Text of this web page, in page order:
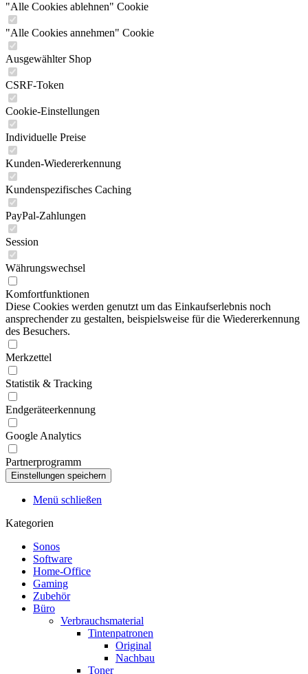
"Alle Cookies ablehnen" Cookie
"Alle Cookies annehmen" Cookie
Ausgewählter Shop
CSRF-Token
Cookie-Einstellungen
Individuelle Preise
Kunden-Wiedererkennung
Kundenspezifisches Caching
PayPal-Zahlungen
Session
Währungswechsel
Komfortfunktionen
Diese Cookies werden genutzt um das Einkaufserlebnis noch
ansprechender zu gestalten, beispielsweise für die Wiedererkennung
des Besuchers.
Merkzettel
Statistik & Tracking
Endgeräteerkennung
Google Analytics
Partnerprogramm
Menü schließen
Kategorien
Sonos
Software
Home-Office
Gaming
Zubehör
Büro
Verbrauchsmaterial
Tintenpatronen
Original
Nachbau
Toner